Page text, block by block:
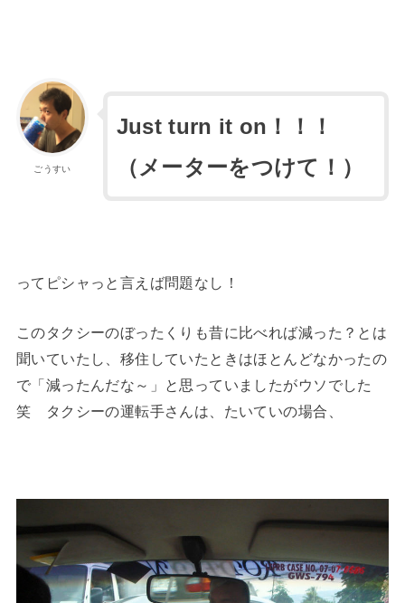
ごうすい
Just turn it on！！！
（メーターをつけて！）
ってピシャっと言えば問題なし！
このタクシーのぼったくりも昔に比べれば減った？とは
聞いていたし、移住していたときはほとんどなかったの
で「減ったんだな～」と思っていましたがウソでした
笑 タクシーの運転手さんは、たいていの場合、